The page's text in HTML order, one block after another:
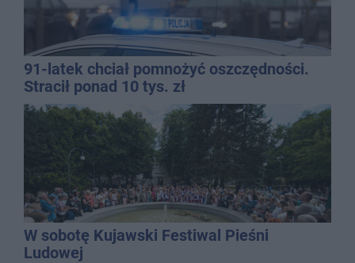
91-latek chciał pomnożyć oszczędności.
Stracił ponad 10 tys. zł
W sobotę Kujawski Festiwal Pieśni
Ludowej